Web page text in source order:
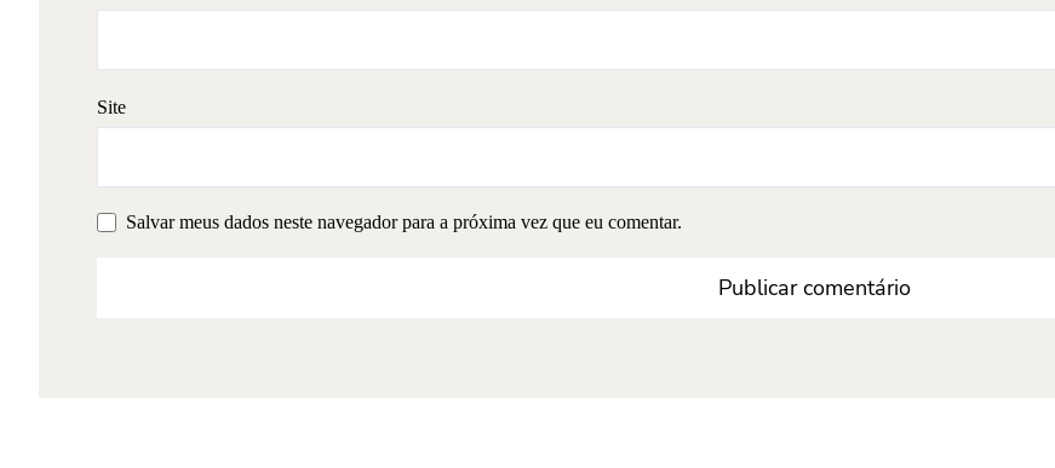
Site
Salvar meus dados neste navegador para a próxima vez que eu comentar.